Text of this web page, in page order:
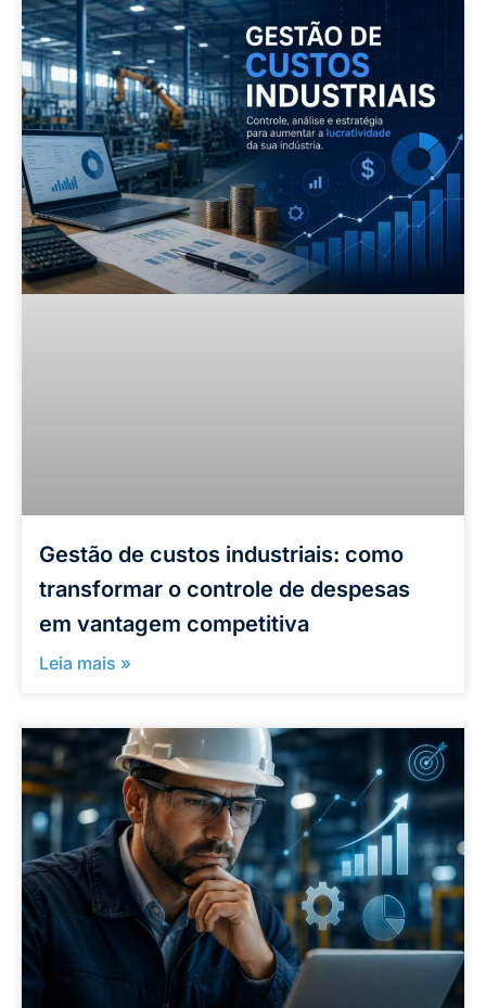
Gestão de custos industriais: como
transformar o controle de despesas
em vantagem competitiva
Leia mais »